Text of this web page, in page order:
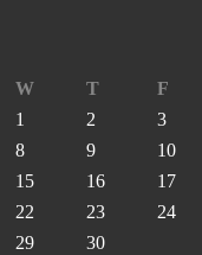
W T F
1
2 3
8 9 10
15 16 17
22 23 24
29 30